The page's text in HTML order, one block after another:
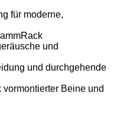
für moderne,
und
und durchgehende
Beine und